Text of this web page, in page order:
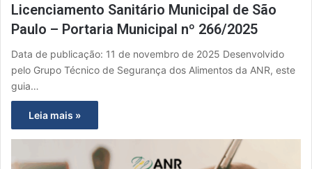
Licenciamento Sanitário Municipal de São
Paulo – Portaria Municipal nº 266/2025
Data de publicação: 11 de novembro de 2025 Desenvolvido
pelo Grupo Técnico de Segurança dos Alimentos da ANR, este
guia…
Leia mais »